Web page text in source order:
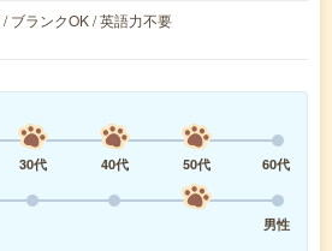
ブランクOK / 英語力不要
30代 40代 50代
60代
男性